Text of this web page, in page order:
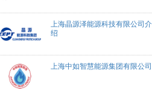
上海晶源泽能源科技有限公司介
绍
上海中如智慧能源集团有限公司